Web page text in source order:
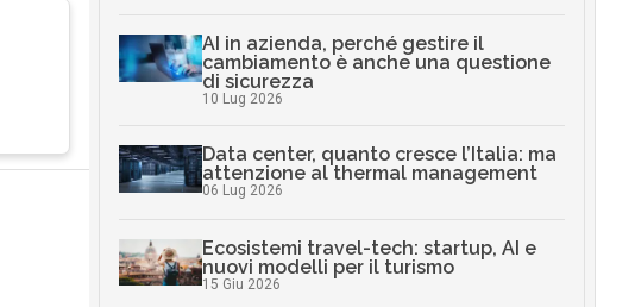
AI in azienda, perché gestire il
cambiamento è anche una questione
di sicurezza
10 Lug 2026
Data center, quanto cresce l’Italia: ma
attenzione al thermal management
06 Lug 2026
Ecosistemi travel-tech: startup, AI e
nuovi modelli per il turismo
15 Giu 2026